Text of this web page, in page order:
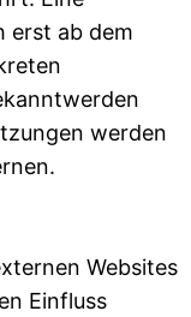
erst ab dem
werden
Websites
Einfluss